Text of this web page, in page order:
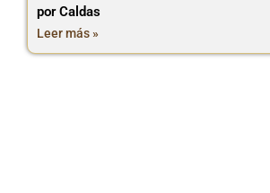
por Caldas
Leer más »